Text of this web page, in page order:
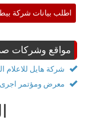
اطلب بيانات شركة
مواقع وشركات
شركة هايل للاعلام
معرض ومؤتمر